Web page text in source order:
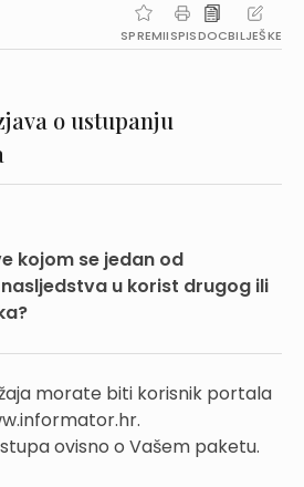
SPREMIISPISDOCBILJEŠKE
o ustupanju
kojom se jedan od
u korist drugog ili
morate biti korisnik portala
ovisno o Vašem paketu.